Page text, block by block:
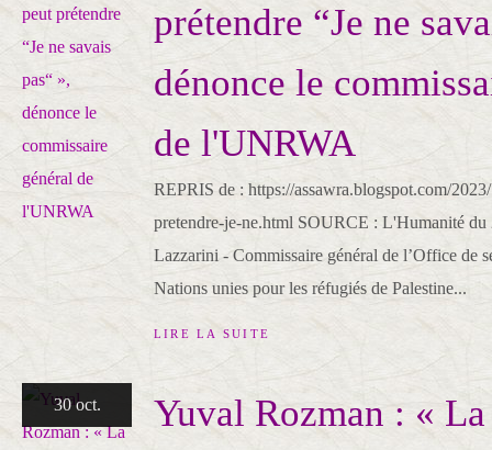
prétendre “Je ne
dénonce le
de l'UNRWA
REPRIS de : https://assawra.blogspot.com/
pretendre-je-ne.html SOURCE : L'Humanité
Lazzarini - Commissaire général de l’Office de
Nations unies pour les réfugiés de Palestine...
LIRE LA SUITE
30 oct.
Yuval Rozman : «